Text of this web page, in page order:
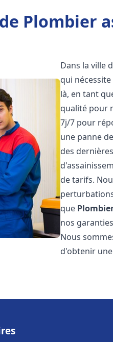
Plombier
Dans la ville
qui
là, en tant
qualité pour
7j/7 pour
une panne
des
de tarifs.
que
nos
Nous
d'obtenir